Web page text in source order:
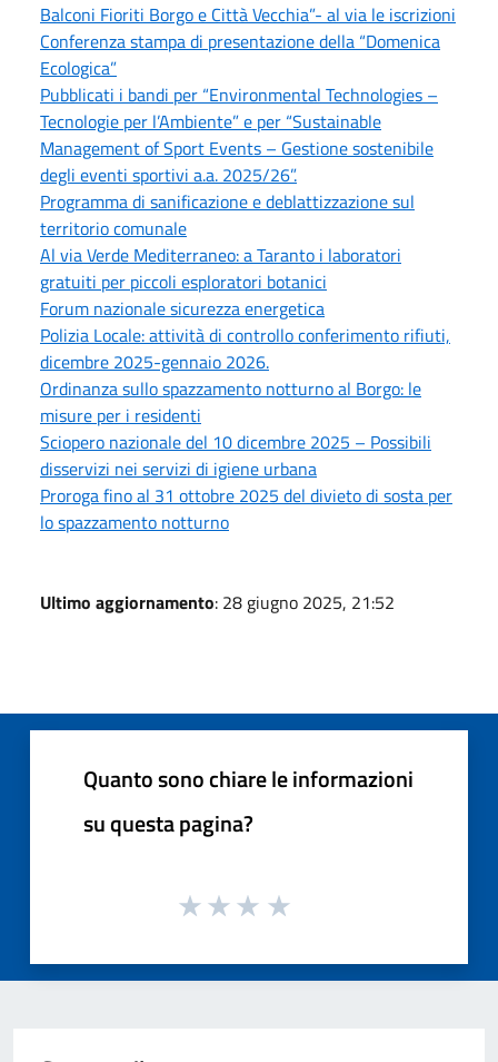
Balconi Fioriti Borgo e Città Vecchia”- al via le iscrizioni
Conferenza stampa di presentazione della “Domenica
Ecologica”
Pubblicati i bandi per “Environmental Technologies –
Tecnologie per l’Ambiente” e per “Sustainable
Management of Sport Events – Gestione sostenibile
degli eventi sportivi a.a. 2025/26”.
Programma di sanificazione e deblattizzazione sul
territorio comunale
Al via Verde Mediterraneo: a Taranto i laboratori
gratuiti per piccoli esploratori botanici
Forum nazionale sicurezza energetica
Polizia Locale: attività di controllo conferimento rifiuti,
dicembre 2025-gennaio 2026.
Ordinanza sullo spazzamento notturno al Borgo: le
misure per i residenti
Sciopero nazionale del 10 dicembre 2025 – Possibili
disservizi nei servizi di igiene urbana
Proroga fino al 31 ottobre 2025 del divieto di sosta per
lo spazzamento notturno
Ultimo aggiornamento: 28 giugno 2025, 21:52
Quanto sono chiare le informazioni
su questa pagina?